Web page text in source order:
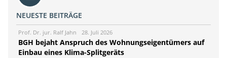
NEUESTE BEITRÄGE
Prof. Dr. jur. Ralf Jahn 28. Juli 2026
BGH bejaht Anspruch des Wohnungseigentümers auf
Einbau eines Klima-Splitgeräts